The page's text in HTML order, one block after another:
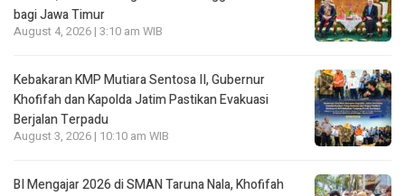
bagi Jawa Timur
August 4, 2026 | 3:10 am WIB
Kebakaran KMP Mutiara Sentosa II, Gubernur
Khofifah dan Kapolda Jatim Pastikan Evakuasi
Berjalan Terpadu
August 3, 2026 | 10:10 am WIB
BI Mengajar 2026 di SMAN Taruna Nala, Khofifah